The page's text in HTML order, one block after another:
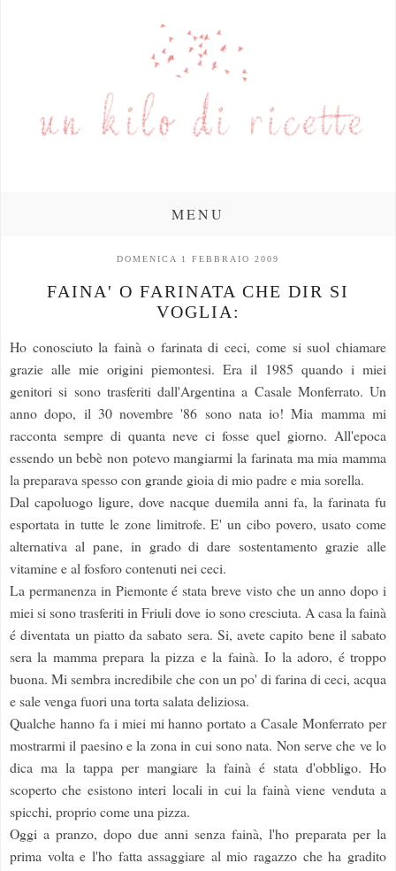
MENU
DOMENICA 1 FEBBRAIO 2009
FAINA' O FARINATA CHE DIR SI
VOGLIA:
Ho conosciuto la fainà o farinata di ceci, come si suol chiamare
grazie alle mie origini piemontesi. Era il 1985 quando i miei
genitori si sono trasferiti dall'Argentina a Casale Monferrato. Un
anno dopo, il 30 novembre '86 sono nata io! Mia mamma mi
racconta sempre di quanta neve ci fosse quel giorno. All'epoca
essendo un bebè non potevo mangiarmi la farinata ma mia mamma
la preparava spesso con grande gioia di mio padre e mia sorella.
Dal capoluogo ligure, dove nacque duemila anni fa, la farinata fu
esportata in tutte le zone limitrofe. E' un cibo povero, usato come
alternativa al pane, in grado di dare sostentamento grazie alle
vitamine e al fosforo contenuti nei ceci.
La permanenza in Piemonte é stata breve visto che un anno dopo i
miei si sono trasferiti in Friuli dove io sono cresciuta. A casa la fainà
é diventata un piatto da sabato sera. Si, avete capito bene il sabato
sera la mamma prepara la pizza e la fainà. Io la adoro, é troppo
buona. Mi sembra incredibile che con un po' di farina di ceci, acqua
e sale venga fuori una torta salata deliziosa.
Qualche hanno fa i miei mi hanno portato a Casale Monferrato per
mostrarmi il paesino e la zona in cui sono nata. Non serve che ve lo
dica ma la tappa per mangiare la fainà é stata d'obbligo. Ho
scoperto che esistono interi locali in cui la fainà viene venduta a
spicchi, proprio come una pizza.
Oggi a pranzo, dopo due anni senza fainà, l'ho preparata per la
prima volta e l'ho fatta assaggiare al mio ragazzo che ha gradito